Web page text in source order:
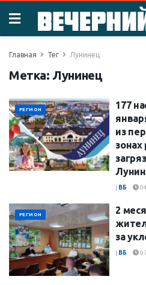
Главная Тег Лунинец
Метка:Лунинец
РЕГИОН
177
из
зонах
| ВБ
РЕГИОН
2
за
| ВБ